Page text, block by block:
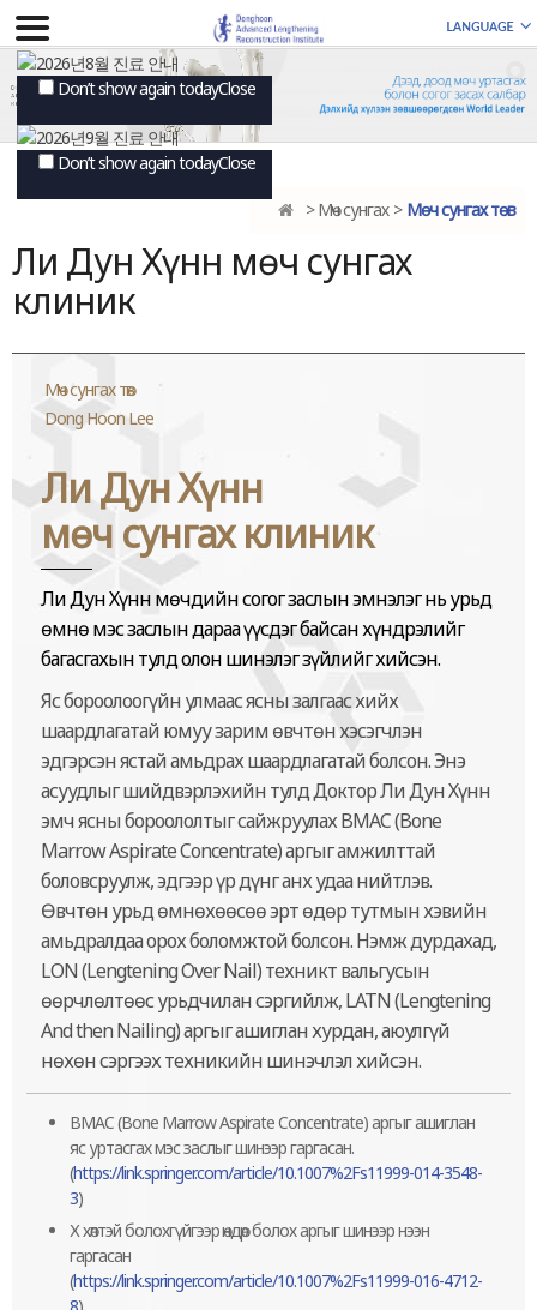
Don’t show again todayClose
Don’t show again todayClose
Мөч сунгах Мөч сунгах төв
Ли Дун Хүнн мөч сунгах
клиник
Мөч сунгах төв
Dong Hoon Lee
Ли Дун Хүнн
мөч сунгах клиник
Ли Дун Хүнн мөчдийн согог заслын эмнэлэг нь урьд
өмнө мэс заслын дараа үүсдэг байсан хүндрэлийг
багасгахын тулд олон шинэлэг зүйлийг хийсэн.
Яс бороолоогүйн улмаас ясны залгаас хийх
шаардлагатай юмуу зарим өвчтөн хэсэгчлэн
эдгэрсэн ястай амьдрах шаардлагатай болсон. Энэ
асуудлыг шийдвэрлэхийн тулд Доктор Ли Дун Хүнн
эмч ясны бороололтыг сайжруулах BMAC (Bone
Marrow Aspirate Concentrate) аргыг амжилттай
боловсруулж, эдгээр үр дүнг анх удаа нийтлэв.
Өвчтөн урьд өмнөхөөсөө эрт өдөр тутмын хэвийн
амьдралдаа орох боломжтой болсон. Нэмж дурдахад,
LON (Lengtening Over Nail) техникт вальгусын
өөрчлөлтөөс урьдчилан сэргийлж, LATN (Lengtening
And then Nailing) аргыг ашиглан хурдан, аюулгүй
нөхөн сэргээх техникийн шинэчлэл хийсэн.
BMAC (Bone Marrow Aspirate Concentrate) аргыг ашиглан
яс уртасгах мэс заслыг шинээр гаргасан.
(https://link.springer.com/article/10.1007%2Fs11999-014-3548-
3)
Х хөлтэй болохгүйгээр өндөр болох аргыг шинээр нээн
гаргасан
(https://link.springer.com/article/10.1007%2Fs11999-016-4712-